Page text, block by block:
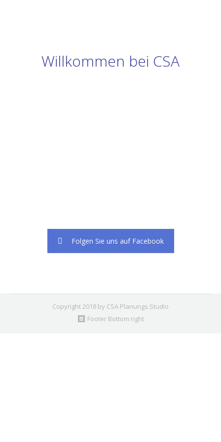
Willkommen bei CSA
Folgen Sie uns auf Facebook
Copyright 2018 by CSA Planungs.Studio
Footer Bottom right